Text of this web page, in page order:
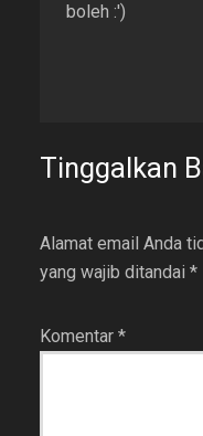
boleh :')
Tinggalkan
Alamat email Anda
yang wajib ditandai *
Komentar *